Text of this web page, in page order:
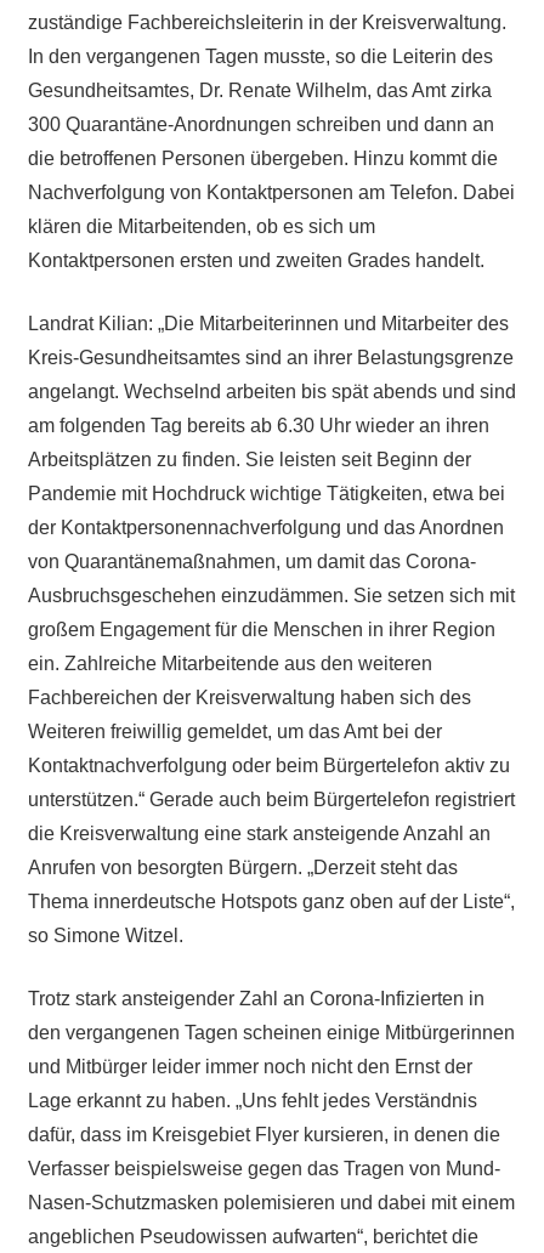
zuständige Fachbereichsleiterin in der Kreisverwaltung.
In den vergangenen Tagen musste, so die Leiterin des
Gesundheitsamtes, Dr. Renate Wilhelm, das Amt zirka
300 Quarantäne-Anordnungen schreiben und dann an
die betroffenen Personen übergeben. Hinzu kommt die
Nachverfolgung von Kontaktpersonen am Telefon. Dabei
klären die Mitarbeitenden, ob es sich um
Kontaktpersonen ersten und zweiten Grades handelt.
Landrat Kilian: „Die Mitarbeiterinnen und Mitarbeiter des
Kreis-Gesundheitsamtes sind an ihrer Belastungsgrenze
angelangt. Wechselnd arbeiten bis spät abends und sind
am folgenden Tag bereits ab 6.30 Uhr wieder an ihren
Arbeitsplätzen zu finden. Sie leisten seit Beginn der
Pandemie mit Hochdruck wichtige Tätigkeiten, etwa bei
der Kontaktpersonennachverfolgung und das Anordnen
von Quarantänemaßnahmen, um damit das Corona-
Ausbruchsgeschehen einzudämmen. Sie setzen sich mit
großem Engagement für die Menschen in ihrer Region
ein. Zahlreiche Mitarbeitende aus den weiteren
Fachbereichen der Kreisverwaltung haben sich des
Weiteren freiwillig gemeldet, um das Amt bei der
Kontaktnachverfolgung oder beim Bürgertelefon aktiv zu
unterstützen.“ Gerade auch beim Bürgertelefon registriert
die Kreisverwaltung eine stark ansteigende Anzahl an
Anrufen von besorgten Bürgern. „Derzeit steht das
Thema innerdeutsche Hotspots ganz oben auf der Liste“,
so Simone Witzel.
Trotz stark ansteigender Zahl an Corona-Infizierten in
den vergangenen Tagen scheinen einige Mitbürgerinnen
und Mitbürger leider immer noch nicht den Ernst der
Lage erkannt zu haben. „Uns fehlt jedes Verständnis
dafür, dass im Kreisgebiet Flyer kursieren, in denen die
Verfasser beispielsweise gegen das Tragen von Mund-
Nasen-Schutzmasken polemisieren und dabei mit einem
angeblichen Pseudowissen aufwarten“, berichtet die